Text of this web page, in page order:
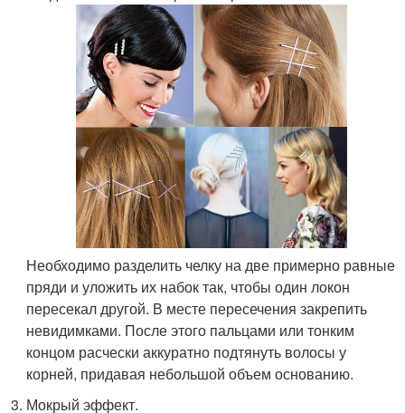
Необходимо разделить челку на две примерно равные
пряди и уложить их набок так, чтобы один локон
пересекал другой. В месте пересечения закрепить
невидимками. После этого пальцами или тонким
концом расчески аккуратно подтянуть волосы у
корней, придавая небольшой объем основанию.
Мокрый эффект.